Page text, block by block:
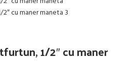
1/2″ cu maner